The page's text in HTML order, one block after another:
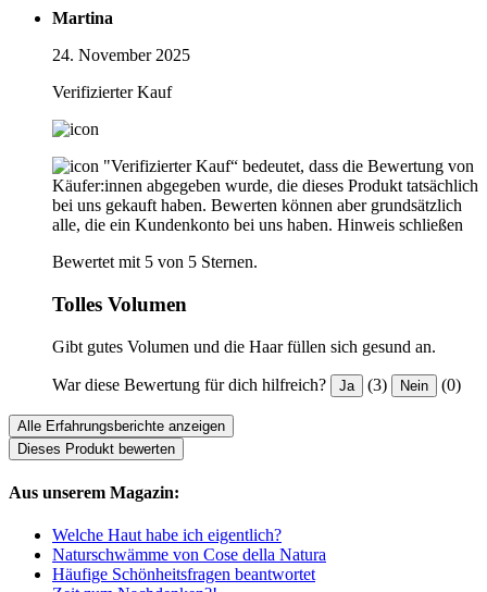
Martina
24. November 2025
Verifizierter Kauf
"Verifizierter Kauf“ bedeutet, dass die Bewertung von
Käufer:innen abgegeben wurde, die dieses Produkt tatsächlich
bei uns gekauft haben. Bewerten können aber grundsätzlich
alle, die ein Kundenkonto bei uns haben. Hinweis schließen
Bewertet mit 5 von 5 Sternen.
Tolles Volumen
Gibt gutes Volumen und die Haar füllen sich gesund an.
War diese Bewertung für dich hilfreich? Ja (3) Nein (0)
Alle Erfahrungsberichte anzeigen
Dieses Produkt bewerten
Aus unserem Magazin:
Welche Haut habe ich eigentlich?
Naturschwämme von Cose della Natura
Häufige Schönheitsfragen beantwortet